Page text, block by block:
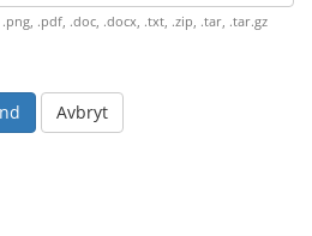
.pdf, .doc, .docx, .txt, .zip, .tar, .tar.gz
Avbryt